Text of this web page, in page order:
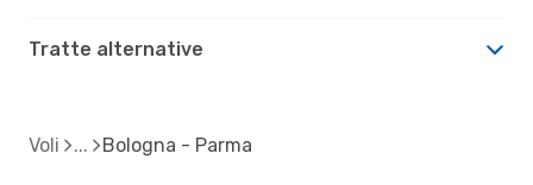
Tratte alternative
Voli Bologna - Parma